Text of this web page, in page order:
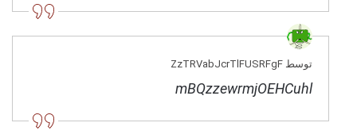
توسط ZzTRVabJcrTlFUSRFgF
mBQzzewrmjOEHCuhl